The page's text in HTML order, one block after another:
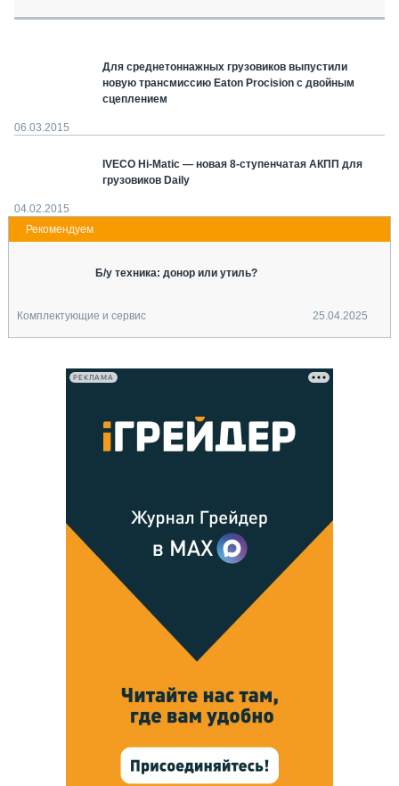
МЕРОПРИЯТИЯ
СТАТЬИ ПО КАТЕГОРИЯМ ТЕХНИКИ
Для среднетоннажных грузовиков выпустили
новую трансмиссию Eaton Procision с двойным
сцеплением
06.03.2015
IVECO Hi-Matic — новая 8-ступенчатая АКПП для
грузовиков Daily
04.02.2015
Б/у техника: донор или утиль?
Комплектующие и сервис 25.04.2025
РЕКЛАМА